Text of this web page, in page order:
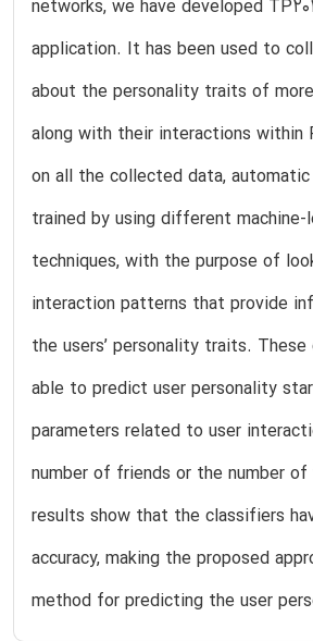
networks, we have developed
application. It has been used to
about the personality traits of more
along with their interactions within
on all the collected data,
trained by using different machine-
techniques, with the purpose of
interaction patterns that provide
the users’ personality traits.
able to predict user personality
parameters related to user
number of friends or the number
results show that the classifiers
accuracy, making the proposed
method for predicting the user